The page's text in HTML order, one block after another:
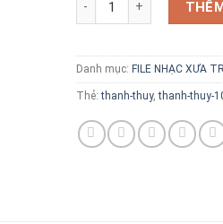
Danh mục:FILE NHẠC XƯA
Thẻ:thanh-thuy,thanh-thuy-